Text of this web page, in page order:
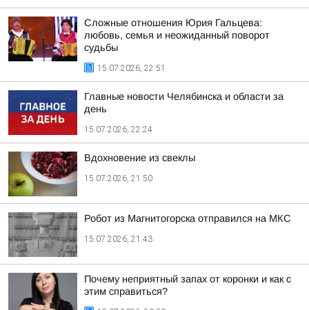
Сложные отношения Юрия Гальцева:
любовь, семья и неожиданный поворот
судьбы
15.07.2026, 22:51
Главные новости Челябинска и области за
день
15.07.2026, 22:24
Вдохновение из свеклы
15.07.2026, 21:50
Робот из Магнитогорска отправился на МКС
15.07.2026, 21:43
Почему неприятный запах от коронки и как с
этим справиться?